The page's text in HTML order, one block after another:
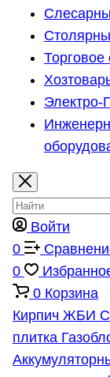
Торговое
Электро-
Войти
0
0
0 Корзина
Кирпич ЖБИ
плитка